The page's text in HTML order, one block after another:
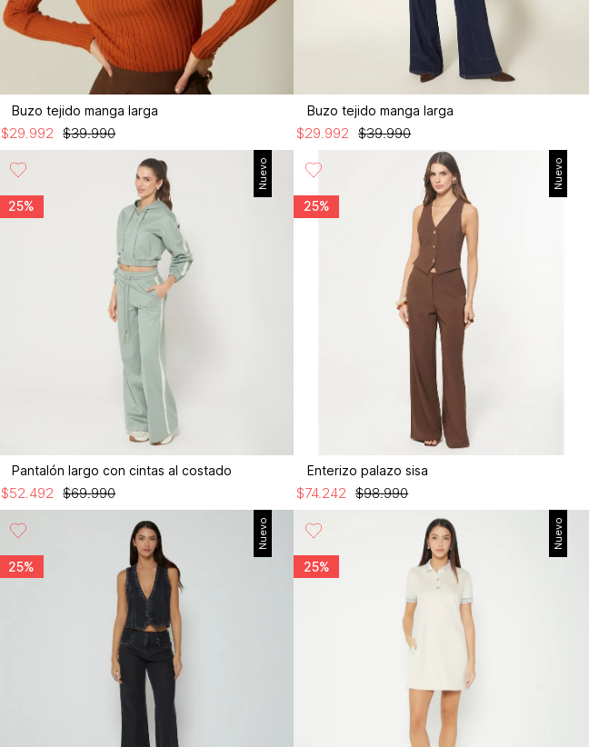
Buzo tejido manga larga
$39.990
$29 992
Buzo tejido manga larga
$39.990
$29 992
Nuevo
25%
Pantalón largo con cintas al costado
$69.990
$52.492
Nuevo
25%
Enterizo palazo sisa
$98.990
$74.242
Nuevo
25%
Nuevo
25%